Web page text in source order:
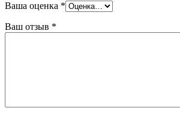
Ваша оценка *
Ваш отзыв *